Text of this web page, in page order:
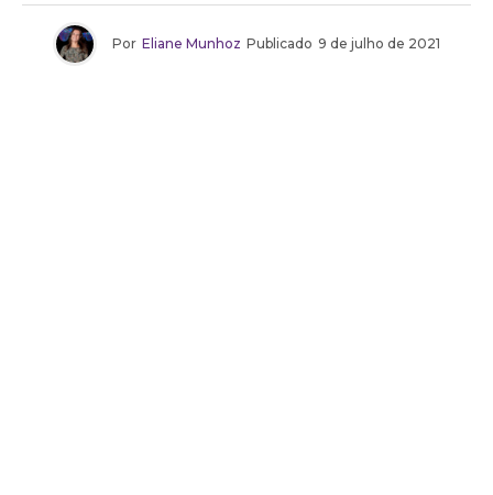
Por Eliane Munhoz Publicado 9 de julho de 2021